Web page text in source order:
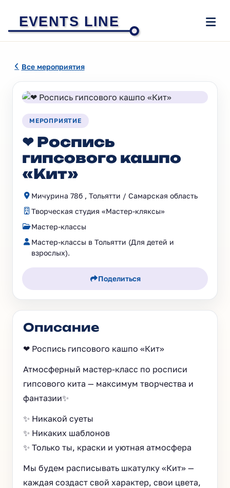
EVENTS LINE
Все мероприятия
МЕРОПРИЯТИЕ
❤ Роспись
гипсового кашпо
«Кит»
Мичурина 78б , Тольятти / Самарская область
Творческая студия «Мастер-кляксы»
Мастер-классы
Мастер-классы в Тольятти (Для детей и
взрослых).
Поделиться
Описание
❤ Роспись гипсового кашпо «Кит»
Атмосферный мастер-класс по росписи
гипсового кита — максимум творчества и
фантазии✨
✨ Никакой суеты
✨ Никаких шаблонов
✨ Только ты, краски и уютная атмосфера
Мы будем расписывать шкатулку «Кит» —
каждая создаст свой характер, свои цвета,